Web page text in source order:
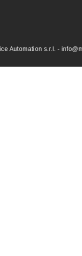
Automation s.r.l. -